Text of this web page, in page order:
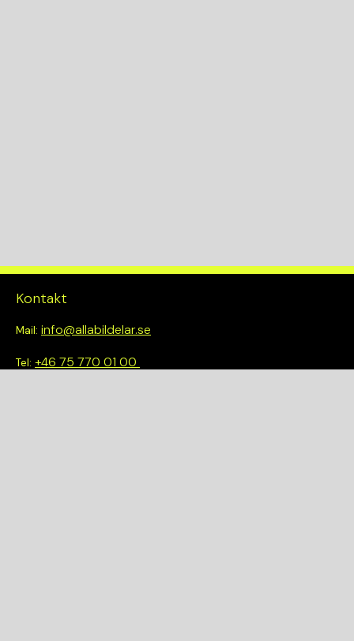
Kontakt
Mail: info@allabildelar.se
Tel: +46 75 770 01 00